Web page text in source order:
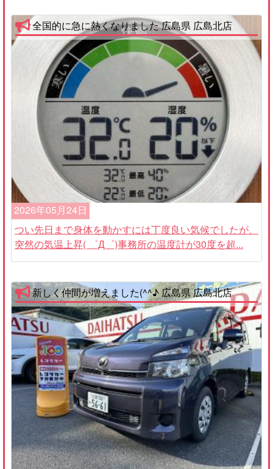
全国的に急に熱くなりました 広島県 広島北店
2026年05月24日
つい先日まで身体を動かすには丁度良い気候でしたが、
突然の気温上昇( ゜Д゜)事務所の温度計が30度を超...
新しく仲間が増えました(^^♪ 広島県 広島北店